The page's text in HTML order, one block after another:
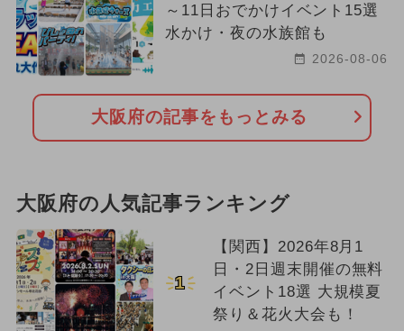
～11日おでかけイベント15選
水かけ・夜の水族館も
2026-08-06
大阪府の記事をもっとみる
大阪府の人気記事ランキング
1
【関西】2026年8月1
日・2日週末開催の無料
イベント18選 大規模夏
祭り＆花火大会も！